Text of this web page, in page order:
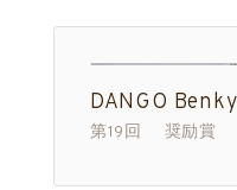
DANGO
第19回 奨励賞